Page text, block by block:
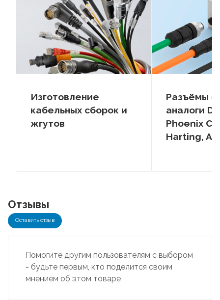
Изготовление
кабельных сборок и
жгутов
Разъёмы
аналоги
Phoenix
Harting,
Отзывы
Оставить отзыв
Помогите другим пользователям с выбором
- будьте первым, кто поделится своим
мнением об этом товаре